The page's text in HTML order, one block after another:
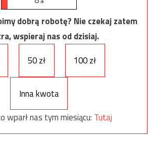
dobrą robotę? Nie czekaj zatem
wspieraj nas od dzisiaj.
50 zł 100 zł
Inna kwota
wparł nas tym miesiącu: Tutaj